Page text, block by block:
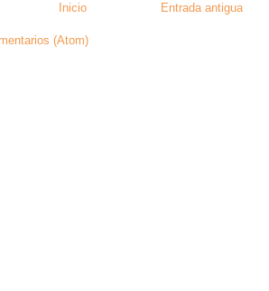
Entrada antigua
Inicio
(Atom)